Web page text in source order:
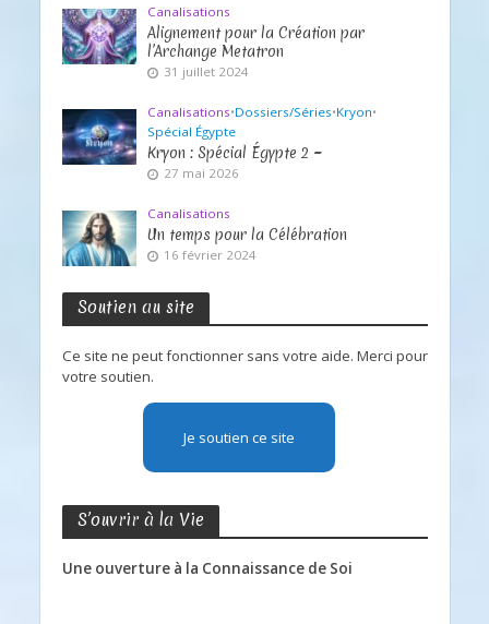
Canalisations
Alignement pour la Création par
l’Archange Metatron
31 juillet 2024
Canalisations•Dossiers/Séries•Kryon•
Spécial Égypte
Kryon : Spécial Égypte 2 ~
27 mai 2026
Canalisations
Un temps pour la Célébration
16 février 2024
Soutien au site
Ce site ne peut fonctionner sans votre aide. Merci pour
votre soutien.
Je soutien ce site
S’ouvrir à la Vie
Une ouverture à la Connaissance de Soi